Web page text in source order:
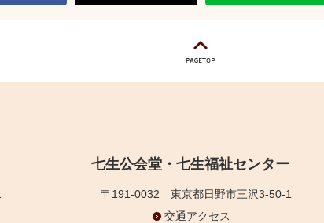
七生公会堂・七生福祉センター
〒191-0032 東京都日野市三沢3-50-1
交通アクセス